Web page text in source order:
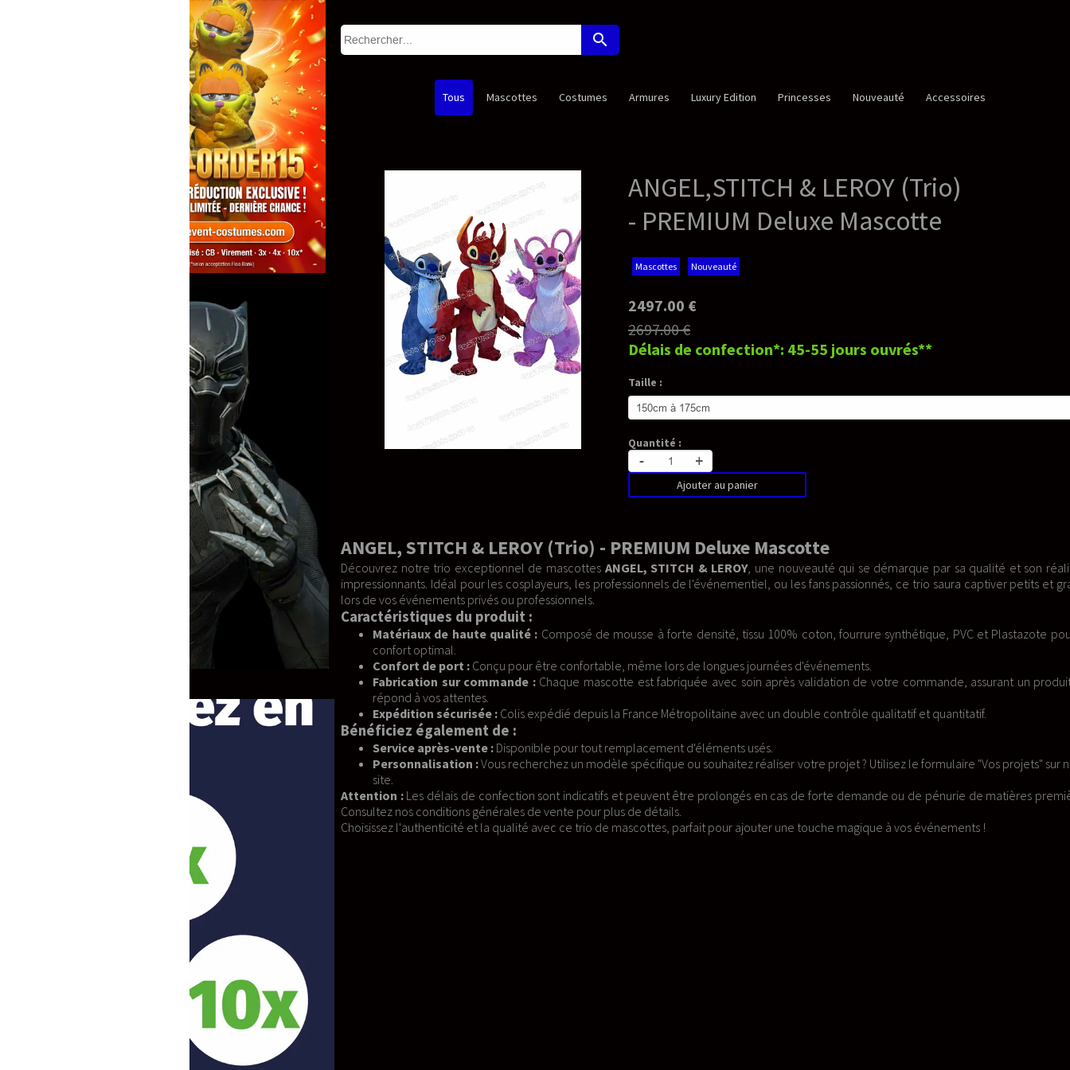
search
Tous Mascottes Armures Luxury Edition Princesses Nouveauté Accessoires
ANGEL,STITCH & LEROY (Trio)
- PREMIUM Deluxe Mascotte
Mascottes Nouveauté
2497.00 €
2697.00 €
Délais de confection*: 45-55 jours ouvrés**
Taille :
Quantité :
ANGEL, STITCH & LEROY (Trio) - PREMIUM Deluxe Mascotte
Découvrez notre trio exceptionnel de mascottesANGEL, STITCH & LEROY, une nouveauté qui se démarque par sa qualité et son réalisme
impressionnants. Idéal pour les cosplayeurs, les professionnels de l'événementiel, ou les fans passionnés, ce trio saura captiver petits et grands
lors de vos événements privés ou professionnels.
Caractéristiques du produit :
Matériaux de haute qualité :
Composé de mousse à forte densité, tissu 100% coton, fourrure synthétique, PVC et Plastazote pour un
confort optimal.
Confort de port :
Conçu pour être confortable, même lors de longues journées d'événements.
Chaque mascotte est fabriquée avec soin après validation de votre commande, assurant un produit qui
répond à vos attentes.
Expédition sécurisée :
Colis expédié depuis la France Métropolitaine avec un double contrôle qualitatif et quantitatif.
Bénéficiez également de :
Disponible pour tout remplacement d'éléments usés.
Vous recherchez un modèle spécifique ou souhaitez réaliser votre projet ? Utilisez le formulaire "Vos projets" sur notre
Attention :
Les délais de confection sont indicatifs et peuvent être prolongés en cas de forte demande ou de pénurie de matières premières.
Consultez nos conditions générales de vente pour plus de détails.
Choisissez l'authenticité et la qualité avec ce trio de mascottes, parfait pour ajouter une touche magique à vos événements !